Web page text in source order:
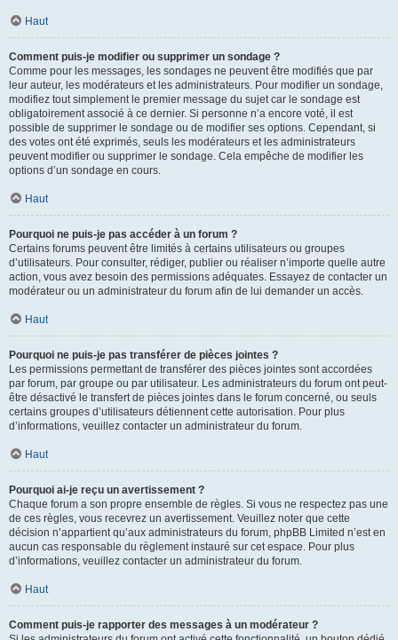
Haut
Comment puis-je modifier ou supprimer un sondage ?
Comme pour les messages, les sondages ne peuvent être modifiés que par
leur auteur, les modérateurs et les administrateurs. Pour modifier un sondage,
modifiez tout simplement le premier message du sujet car le sondage est
obligatoirement associé à ce dernier. Si personne n’a encore voté, il est
possible de supprimer le sondage ou de modifier ses options. Cependant, si
des votes ont été exprimés, seuls les modérateurs et les administrateurs
peuvent modifier ou supprimer le sondage. Cela empêche de modifier les
options d’un sondage en cours.
Haut
Pourquoi ne puis-je pas accéder à un forum ?
Certains forums peuvent être limités à certains utilisateurs ou groupes
d’utilisateurs. Pour consulter, rédiger, publier ou réaliser n’importe quelle autre
action, vous avez besoin des permissions adéquates. Essayez de contacter un
modérateur ou un administrateur du forum afin de lui demander un accès.
Haut
Pourquoi ne puis-je pas transférer de pièces jointes ?
Les permissions permettant de transférer des pièces jointes sont accordées
par forum, par groupe ou par utilisateur. Les administrateurs du forum ont peut-
être désactivé le transfert de pièces jointes dans le forum concerné, ou seuls
certains groupes d’utilisateurs détiennent cette autorisation. Pour plus
d’informations, veuillez contacter un administrateur du forum.
Haut
Pourquoi ai-je reçu un avertissement ?
Chaque forum a son propre ensemble de règles. Si vous ne respectez pas une
de ces règles, vous recevrez un avertissement. Veuillez noter que cette
décision n’appartient qu’aux administrateurs du forum, phpBB Limited n’est en
aucun cas responsable du règlement instauré sur cet espace. Pour plus
d’informations, veuillez contacter un administrateur du forum.
Haut
Comment puis-je rapporter des messages à un modérateur ?